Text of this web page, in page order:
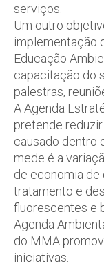
serviços.
Um outro
implementação
Educação
capacitação do
palestras,
A Agenda
pretende
causado dentro
mede é a
de economia de
tratamento e
fluorescentes e
Agenda
do MMA
iniciativas.